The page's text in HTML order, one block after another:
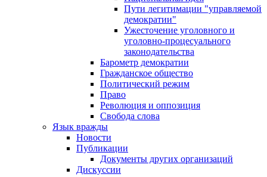
Пути легитимации "управляемой
демократии"
Ужесточение уголовного и
уголовно-процесуального
законодательства
Барометр демократии
Гражданское общество
Политический режим
Право
Революция и оппозиция
Свобода слова
Язык вражды
Новости
Публикации
Документы других организаций
Дискуссии